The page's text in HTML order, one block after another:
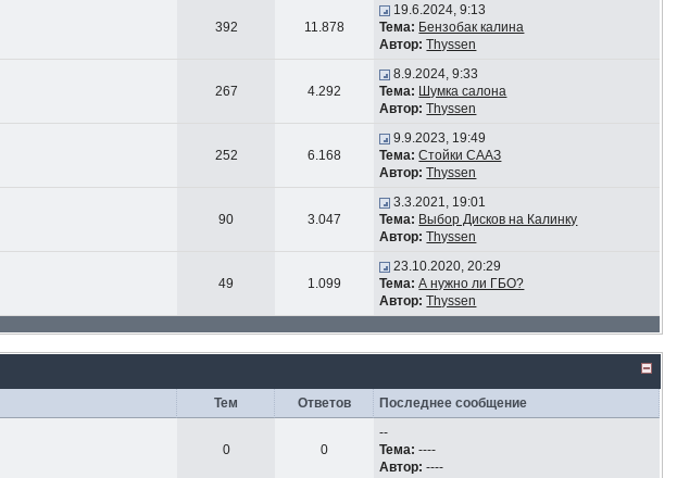
392 11.878
19.6.2024, 9:13
Тема: Бензобак калина
Автор: Thyssen
267 4.292
8.9.2024, 9:33
Тема: Шумка салона
Автор: Thyssen
252 6.168
9.9.2023, 19:49
Тема: Стойки СААЗ
Автор: Thyssen
90 3.047
3.3.2021, 19:01
Тема: Выбор Дисков на Калинку
Автор: Thyssen
49 1.099
23.10.2020, 20:29
Тема: А нужно ли ГБО?
Автор: Thyssen
Тем Ответов Последнее сообщение
0 0
--
Тема: ----
Автор: ----